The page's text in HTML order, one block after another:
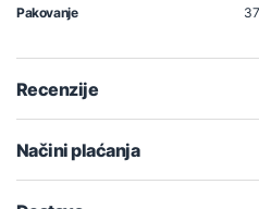
Pakovanje
Recenzije
Načini plaćanja